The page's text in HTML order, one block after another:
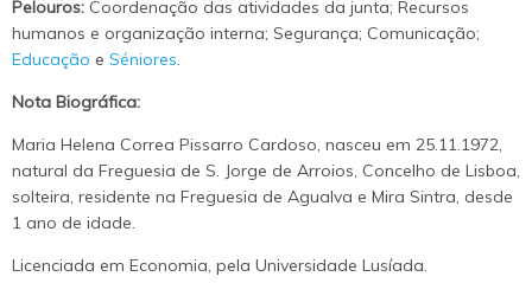
Pelouros: Coordenação das atividades da junta; Recursos
humanos e organização interna; Segurança; Comunicação;
Educação e Séniores.
Nota Biográfica:
Maria Helena Correa Pissarro Cardoso, nasceu em 25.11.1972,
natural da Freguesia de S. Jorge de Arroios, Concelho de Lisboa,
solteira, residente na Freguesia de Agualva e Mira Sintra, desde
1 ano de idade.
Licenciada em Economia, pela Universidade Lusíada.